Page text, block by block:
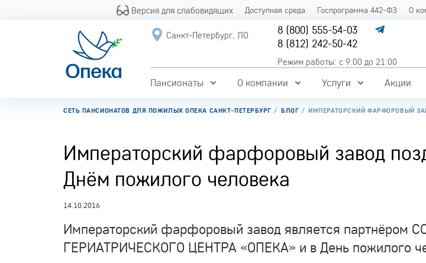
Версия для слабовидящих Доступная среда Госпрограмма 442-ФЗ О
Санкт-Петербург, ЛО
8 (800) 555-54-03
8 (812) 242-50-42
Режим работы: с 9:00 до 21:00
Пансионаты О компании Услуги Акции
СЕТЬ ПАНСИОНАТОВ ДЛЯ ПОЖИЛЫХ ОПЕКА САНКТ-ПЕТЕРБУРГ БЛОГ ИМПЕРАТОРСКИЙ ФАРФОРОВЫЙ
Императорский фарфоровый завод
Днём пожилого человека
14.10.2016
Императорский фарфоровый завод является партнёром
ГЕРИАТРИЧЕСКОГО ЦЕНТРА «ОПЕКА» и в День пожилого